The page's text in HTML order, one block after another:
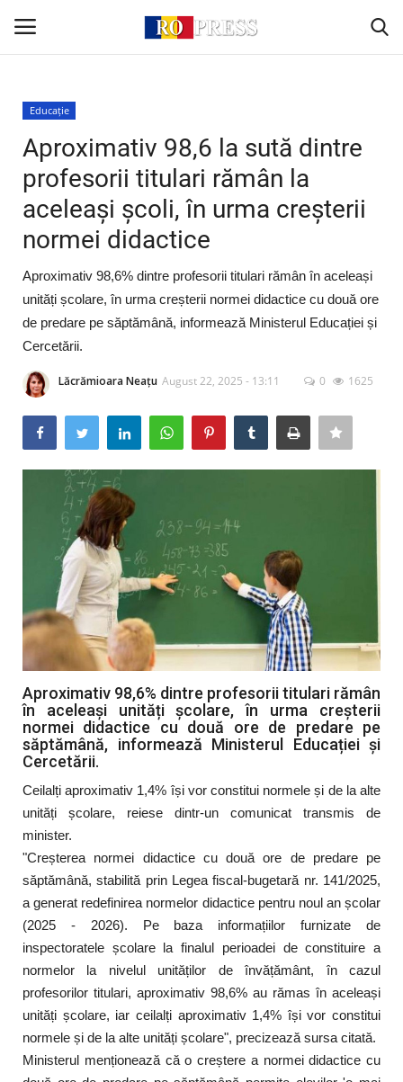
Conectare
Acasă
Intern
Extern
Politică
Socio-Economic
Monden
Artă & Cultură
Sănătate
Educație
Aproximativ 98,6 la sută dintre
profesorii titulari rămân la
aceleași școli, în urma creșterii
normei didactice
Aproximativ 98,6% dintre profesorii titulari rămân în aceleași
unități școlare, în urma creșterii normei didactice cu două ore
de predare pe săptămână, informează Ministerul Educației și
Cercetării.
Lăcrămioara Neațu August 22, 2025 - 13:11 0 1625
Aproximativ 98,6% dintre profesorii titulari rămân
în aceleași unități școlare, în urma creșterii
normei didactice cu două ore de predare pe
săptămână, informează Ministerul Educației și
Cercetării.
Ceilalți aproximativ 1,4% își vor constitui normele și de la alte
unități școlare, reiese dintr-un comunicat transmis de
minister.
"Creșterea normei didactice cu două ore de predare pe
săptămână, stabilită prin Legea fiscal-bugetară nr. 141/2025,
a generat redefinirea normelor didactice pentru noul an școlar
(2025 - 2026). Pe baza informațiilor furnizate de
inspectoratele școlare la finalul perioadei de constituire a
normelor la nivelul unităților de învățământ, în cazul
profesorilor titulari, aproximativ 98,6% au rămas în aceleași
unități școlare, iar ceilalți aproximativ 1,4% își vor constitui
normele și de la alte unități școlare", precizează sursa citată.
Ministerul menționează că o creștere a normei didactice cu